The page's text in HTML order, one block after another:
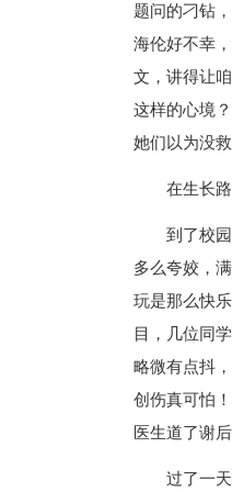
题问的刁钻
海伦好不幸
文，讲得让
这样的心境
她们以为没
在生长路上
到了校园，
多么夸姣，
玩是那么快
目，几位同
略微有点抖
创伤真可怕
医生道了谢
过了一天了